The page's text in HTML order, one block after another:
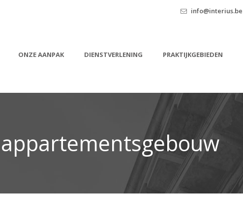
info@interius.be
ONZE AANPAK DIENSTVERLENING PRAKTIJKGEBIEDEN
appartementsgebouw